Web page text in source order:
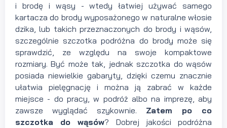
i brodę i wąsy - wtedy łatwiej używać samego
kartacza do brody wyposażonego w naturalne włosie
dzika, lub takich przeznaczonych do brody i wąsów,
szczególnie szczotka podróżna do brody może się
sprawdzić, ze względu na swoje kompaktowe
rozmiary. Być może tak, jednak szczotka do wąsów
posiada niewielkie gabaryty, dzięki czemu znacznie
ułatwia pielęgnację i można ją zabrać w każde
miejsce - do pracy, w podróż albo na imprezę, aby
zawsze wyglądać szykownie. Zatem po co
szczotka do wąsów? Dobrej jakości podróżna